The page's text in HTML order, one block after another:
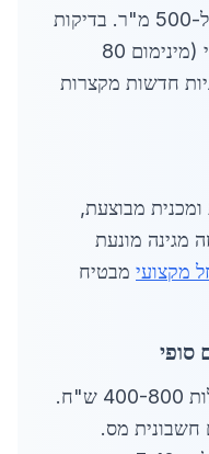
סבא, התהליך לוקח 2-4 ימים ל-500 מ"ר. בדיקות
איכות כוללות מדידת עובי ציפוי (מינימום 80
טכנולוגיות חדשות מקצרות
ומכנית מבוצעת,
מגינה מונעת
מקצועי מבטיח
הובלה חזרה תוך 48 שעות, עלות 400-800 ש"ח.
בש"ח, עם חשבונית מס.